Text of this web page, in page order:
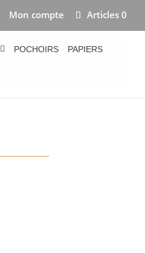
Mon compte Articles 0
POCHOIRS PAPIERS